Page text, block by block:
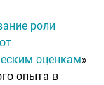
роли
оценкам»
опыта в